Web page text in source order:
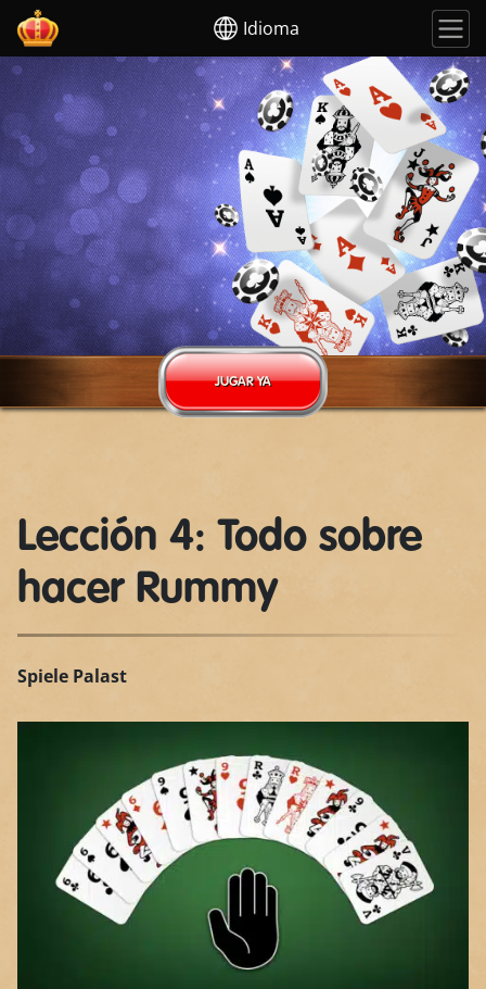
Idioma
JUGAR YA
Lección 4: Todo sobre
hacer Rummy
Spiele Palast